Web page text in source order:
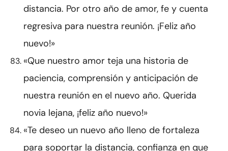
distancia. Por otro año de amor, fe y cuenta
regresiva para nuestra reunión. ¡Feliz año
nuevo!»
«Que nuestro amor teja una historia de
paciencia, comprensión y anticipación de
nuestra reunión en el nuevo año. Querida
novia lejana, ¡feliz año nuevo!»
«Te deseo un nuevo año lleno de fortaleza
para soportar la distancia, confianza en que